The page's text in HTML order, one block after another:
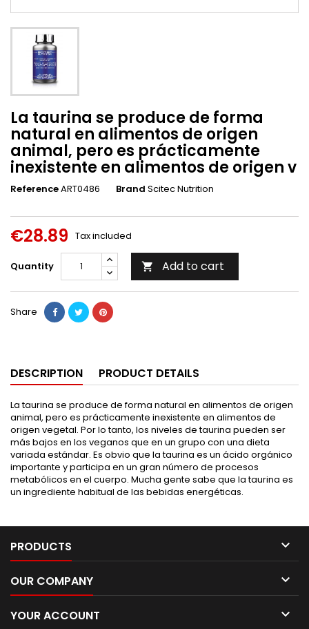
La taurina se produce de forma
natural en alimentos de origen
animal, pero es prácticamente
inexistente en alimentos de origen v
ReferenceART0486 Brand Scitec Nutrition
€28.89 Tax included
Quantity  Add to cart
Share
DESCRIPTION PRODUCT DETAILS
La taurina se produce de forma natural en alimentos de origen
animal, pero es prácticamente inexistente en alimentos de
origen vegetal. Por lo tanto, los niveles de taurina pueden ser
más bajos en los veganos que en un grupo con una dieta
variada estándar. Es obvio que la taurina es un ácido orgánico
importante y participa en un gran número de procesos
metabólicos en el cuerpo. Mucha gente sabe que la taurina es
un ingrediente habitual de las bebidas energéticas.
PRODUCTS 
OUR COMPANY 
YOUR ACCOUNT 